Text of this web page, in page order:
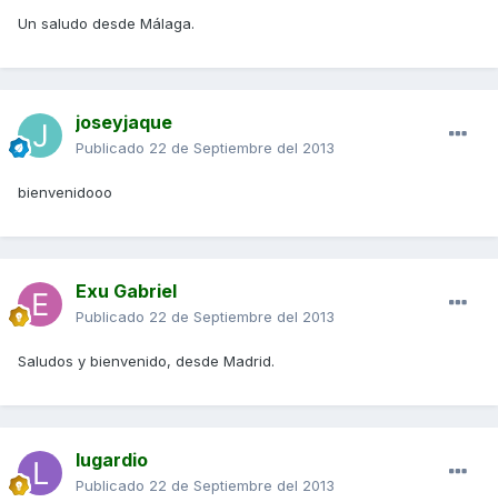
Un saludo desde Málaga.
joseyjaque
Publicado 22 de Septiembre del 2013
bienvenidooo
Exu Gabriel
Publicado 22 de Septiembre del 2013
Saludos y bienvenido, desde Madrid.
lugardio
Publicado 22 de Septiembre del 2013